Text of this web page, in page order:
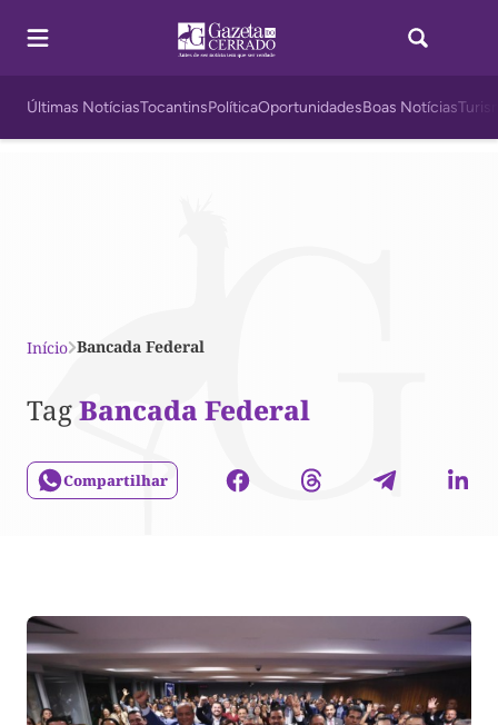
Últimas NotíciasTocantinsPolíticaOportunidadesBoas Notícias
Início Bancada Federal
TagBancada Federal
Compartilhar